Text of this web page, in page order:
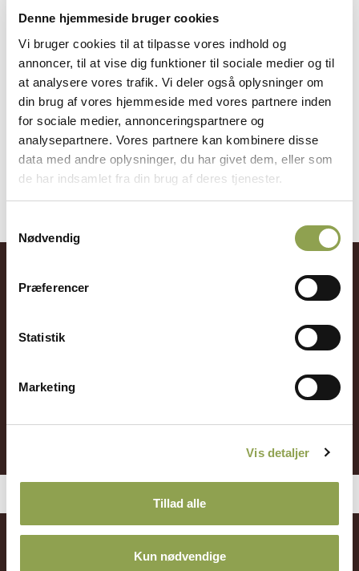
Denne hjemmeside bruger cookies
Vi bruger cookies til at tilpasse vores indhold og
annoncer, til at vise dig funktioner til sociale medier og til
at analysere vores trafik. Vi deler også oplysninger om
din brug af vores hjemmeside med vores partnere inden
for sociale medier, annonceringspartnere og
analysepartnere. Vores partnere kan kombinere disse
data med andre oplysninger, du har givet dem, eller som
de har indsamlet fra din brug af deres tjenester.
Nødvendig
Præferencer
Statistik
Marketing
Vis detaljer
Tillad alle
Kun nødvendige
Det er lovpligtligt at medbringe en egnet
apporterende hund ved jagt med glatløbet
haglgevær på ikkeklovbærende vildt. Det fremgår
af Bekendtgørelse af lov om jagt og
vildtforvaltning:
Få adgang til alt indhold &
800+